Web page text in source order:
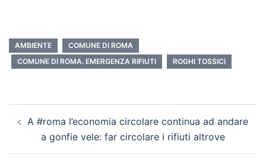
AMBIENTE
COMUNE DI ROMA
COMUNE DI ROMA. EMERGENZA RIFIUTI
ROGHI TOSSICI
A #roma l’economia circolare continua ad andare
a gonfie vele: far circolare i rifiuti altrove